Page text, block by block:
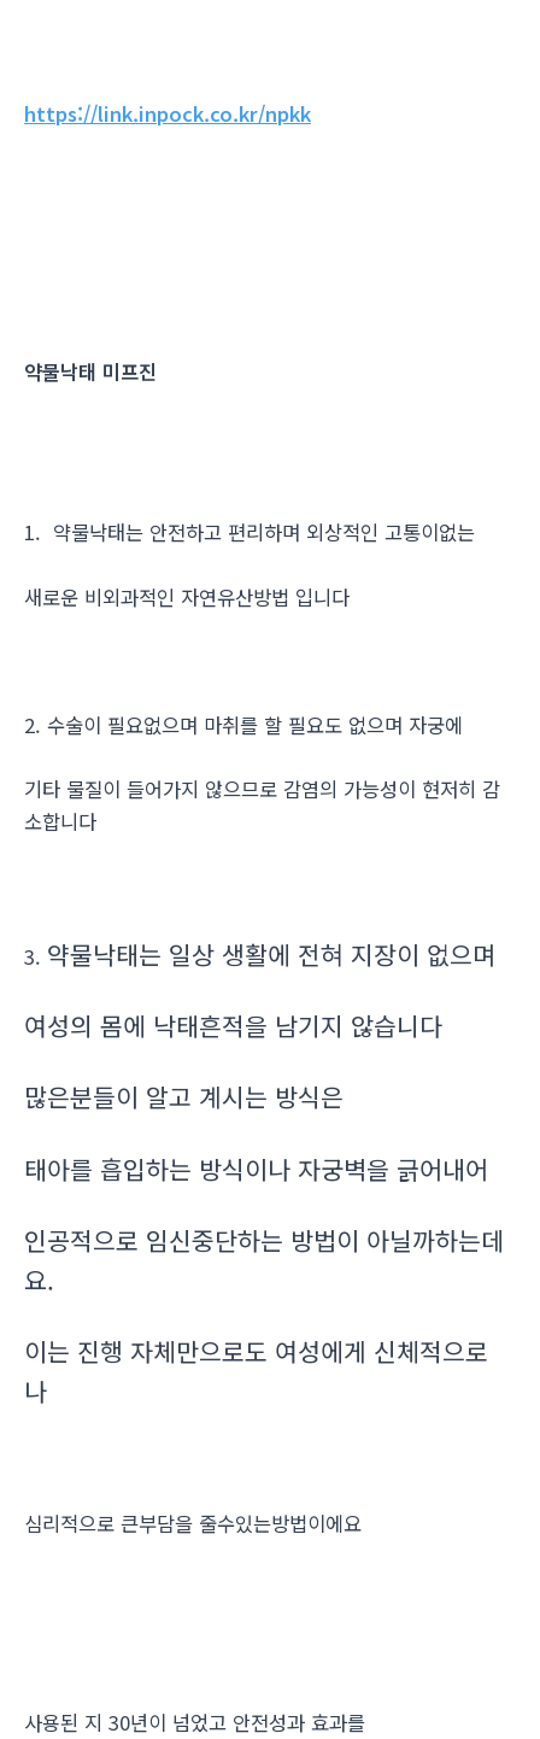
https://link.inpock.co.kr/npkk
약물낙태 미프진
1. 약물낙태는 안전하고 편리하며 외상적인 고통이없는
새로운 비외과적인 자연유산방법 입니다
2. 수술이 필요없으며 마취를 할 필요도 없으며 자궁에
기타 물질이 들어가지 않으므로 감염의 가능성이 현저히 감
소합니다
3. 약물낙태는 일상 생활에 전혀 지장이 없으며
여성의 몸에 낙태흔적을 남기지 않습니다
많은분들이 알고 계시는 방식은
태아를 흡입하는 방식이나 자궁벽을 긁어내어
인공적으로 임신중단하는 방법이 아닐까하는데
요.
이는 진행 자체만으로도 여성에게 신체적으로
나
심리적으로 큰부담을 줄수있는방법이에요
사용된 지 30년이 넘었고 안전성과 효과를